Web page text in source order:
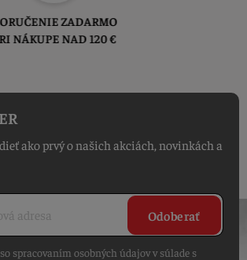
TOVAR ODOSIELAME
DO 1-2 PRACOVNÝCH DNÍ
ako prvý o našich akciách, novinkách a
Odoberať
spracovaním osobných údajov v súlade s